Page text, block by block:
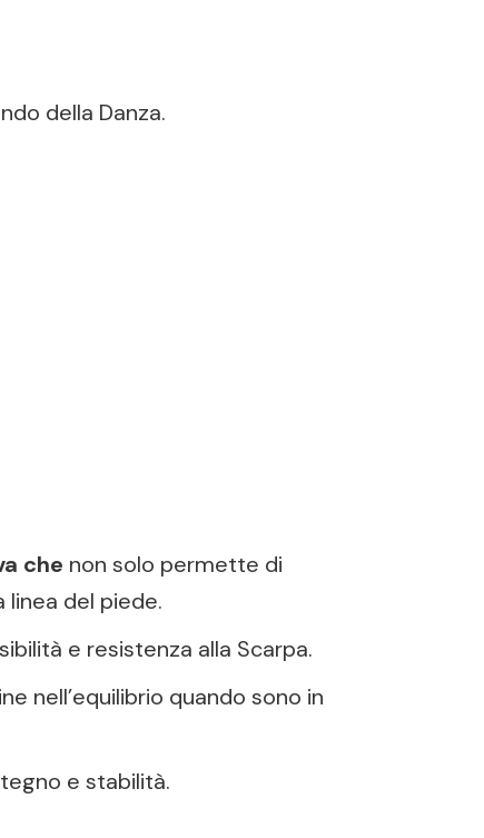
della Danza.
che non solo permette di
linea del piede.
e resistenza alla Scarpa.
nell’equilibrio quando sono in
e stabilità.